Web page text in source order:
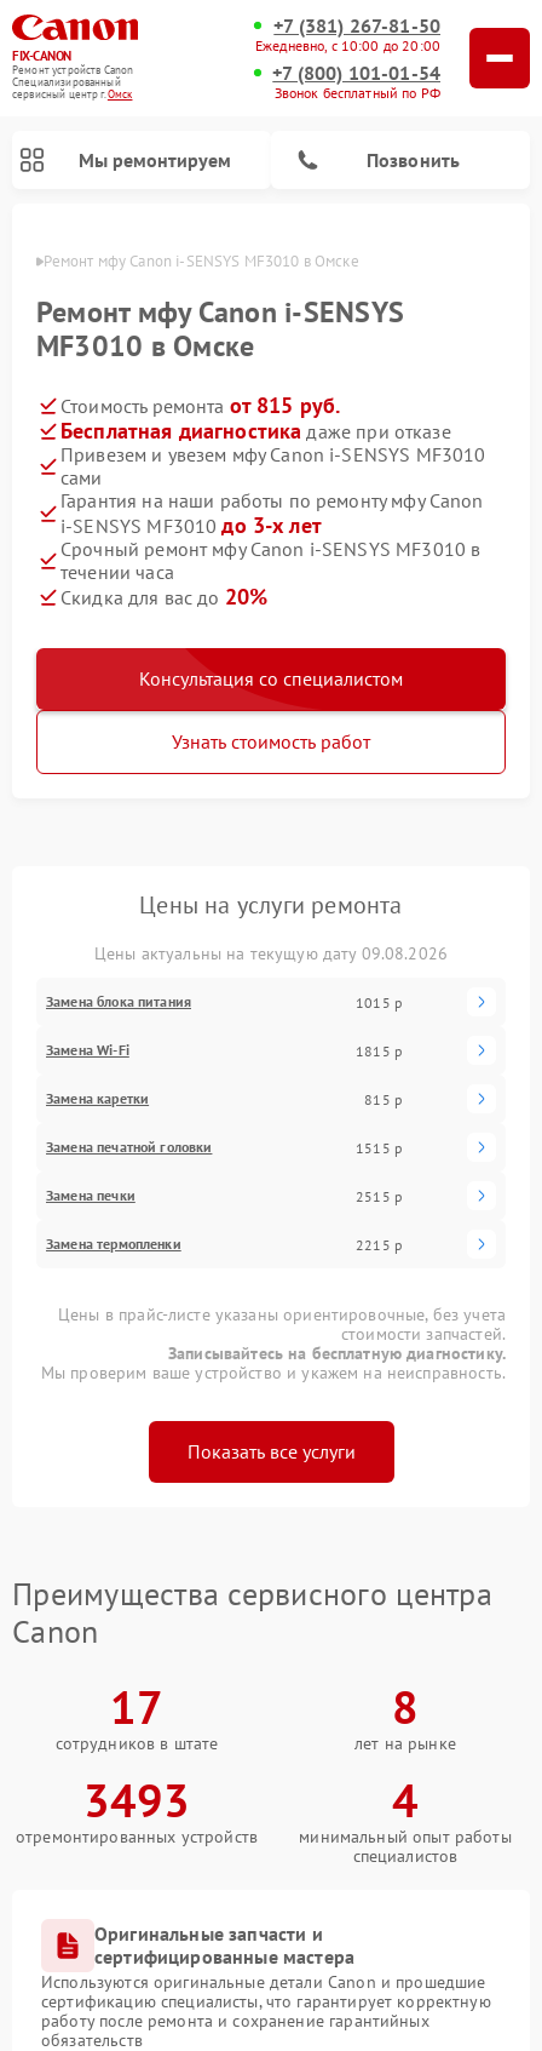
FIX-CANON
Ремонт устройств Canon
Специализированный
cервисный центр г.Омск
+7 (381) 267-81-50
Ежедневно, с 10:00 до 20:00
+7 (800) 101-01-54
Звонок бесплатный по РФ
Мы ремонтируем Позвонить
Ремонт мфу Canon i‑SENSYS MF3010 в Омске
Ремонт мфу Canon i‑SENSYS
MF3010 в Омске
Стоимость ремонта от 815 руб.
Бесплатная диагностика даже при отказе
Привезем и увезем мфу Canon i‑SENSYS MF3010
сами
Гарантия на наши работы по ремонту мфу Canon
i‑SENSYS MF3010до 3-х лет
Срочный ремонт мфу Canon i‑SENSYS MF3010 в
течении часа
Скидка для вас до 20%
Консультация со специалистом
Узнать стоимость работ
Цены на услуги ремонта
Цены актуальны на текущую дату 09.08.2026
Замена блока питания 1015 р
Замена Wi-Fi 1815 р
Замена каретки 815 р
Замена печатной головки 1515 р
Замена печки 2515 р
Замена термопленки 2215 р
Цены в прайс-листе указаны ориентировочные, без учета
стоимости запчастей.
Записывайтесь на бесплатную диагностику.
Мы проверим ваше устройство и укажем на неисправность.
Показать все услуги
Преимущества сервисного центра
Canon
17
сотрудников в штате
8
лет на рынке
3493
отремонтированных устройств
4
минимальный опыт работы
специалистов
Оригинальные запчасти и
сертифицированные мастера
Используются оригинальные детали Canon и прошедшие
сертификацию специалисты, что гарантирует корректную
работу после ремонта и сохранение гарантийных
обязательств